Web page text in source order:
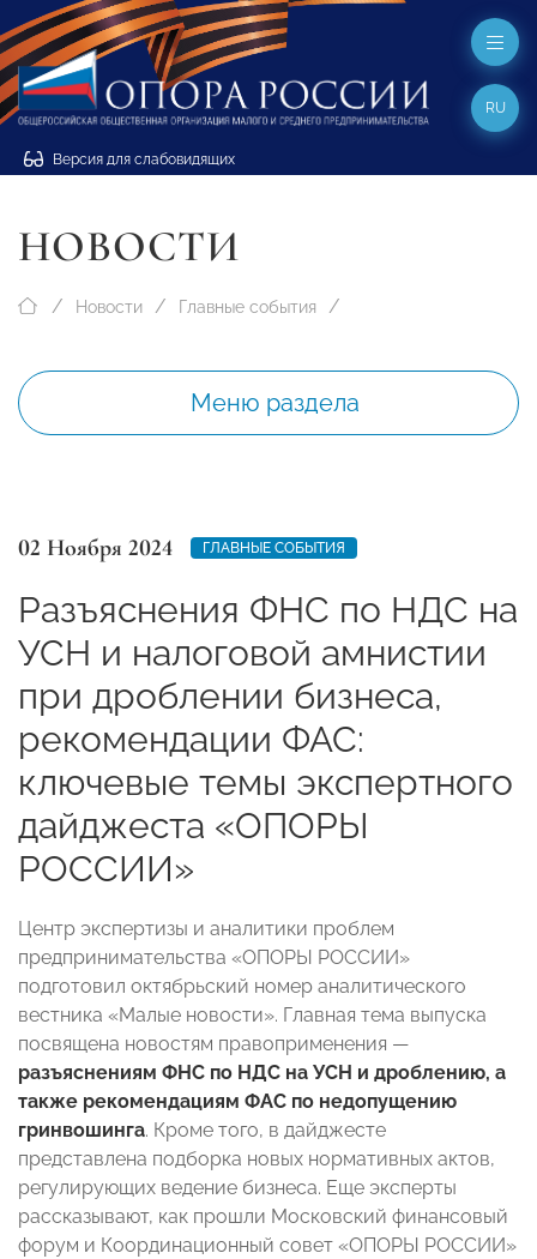
Версия для слабовидящих
RU
НОВОСТИ
Новости Главные события
Меню раздела
02 Ноября 2024 ГЛАВНЫЕ СОБЫТИЯ
Разъяснения ФНС по НДС на
УСН и налоговой амнистии
при дроблении бизнеса,
рекомендации ФАС:
ключевые темы экспертного
дайджеста «ОПОРЫ
РОССИИ»
Центр экспертизы и аналитики проблем
предпринимательства «ОПОРЫ РОССИИ»
подготовил октябрьский номер аналитического
вестника «Малые новости». Главная тема выпуска
посвящена новостям правоприменения —
разъяснениям ФНС по НДС на УСН и дроблению, а
также рекомендациям ФАС по недопущению
гринвошинга. Кроме того, в дайджесте
представлена подборка новых нормативных актов,
регулирующих ведение бизнеса. Еще эксперты
рассказывают, как прошли Московский финансовый
форум и Координационный совет «ОПОРЫ РОССИИ»